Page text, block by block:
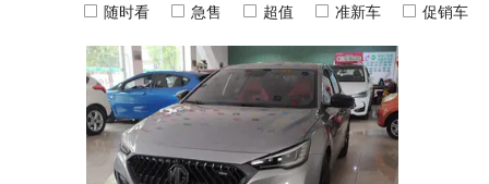
随时看 急售 超值 准新车 促销车